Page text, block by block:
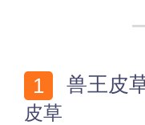
兽王皮
皮草